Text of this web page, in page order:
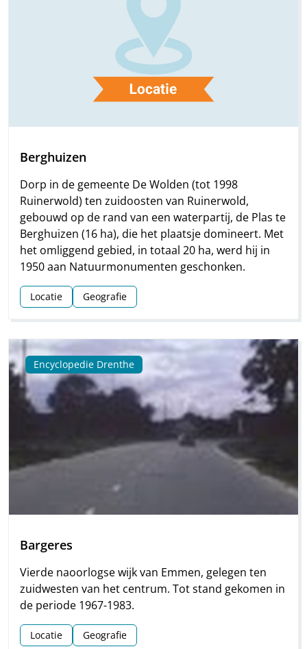
Berghuizen
Dorp in de gemeente De Wolden (tot 1998
Ruinerwold) ten zuidoosten van Ruinerwold,
gebouwd op de rand van een waterpartij, de Plas te
Berghuizen (16 ha), die het plaatsje domineert. Met
het omliggend gebied, in totaal 20 ha, werd hij in
1950 aan Natuurmonumenten geschonken.
Locatie Geografie
Encyclopedie Drenthe
Bargeres
Vierde naoorlogse wijk van Emmen, gelegen ten
zuidwesten van het centrum. Tot stand gekomen in
de periode 1967-1983.
Locatie Geografie